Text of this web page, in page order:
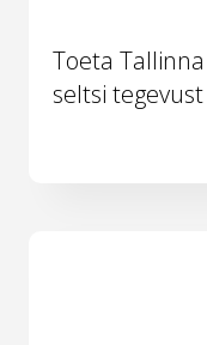
Toeta Tallinna
seltsi tegevust